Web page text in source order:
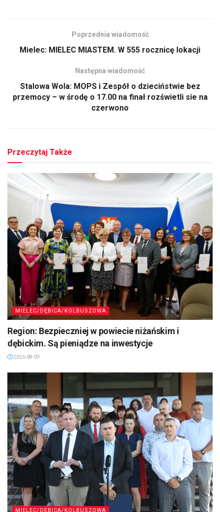
Poprzednia wiadomość
Mielec: MIELEC MIASTEM. W 555 rocznicę lokacji
Następna wiadomość
Stalowa Wola: MOPS i Zespół o dzieciństwie bez
przemocy – w środę o 17.00 na finał rozświetli sie na
czerwono
Przeczytaj Także
MIELEC/DĘBICA/KOLBUSZOWA
Region: Bezpieczniej w powiecie niżańskim i
dębickim. Są pieniądze na inwestycje
2026-08-09
MIELEC/DĘBICA/KOLBUSZOWA